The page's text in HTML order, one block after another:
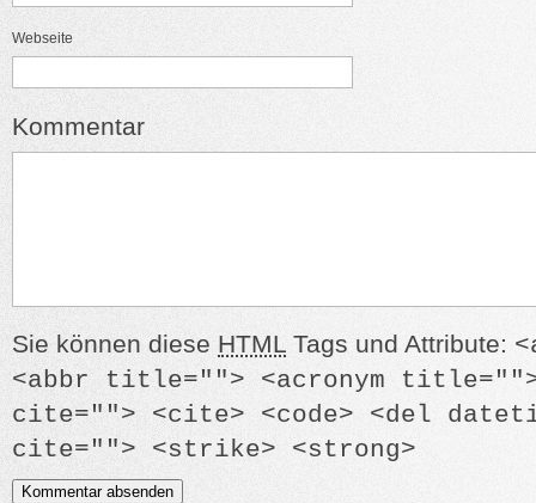
Webseite
Kommentar
Sie können diese HTML Tags und Attribute:
<abbr title=""> <acronym title="">
cite=""> <cite> <code> <del
cite=""> <strike> <strong>